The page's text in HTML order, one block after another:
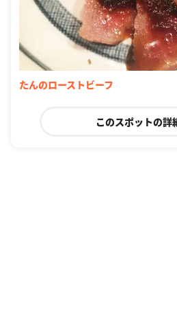
たんのローストビーフ
このスポットの詳